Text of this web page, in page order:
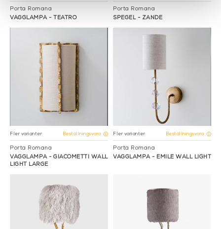
Porta Romana
VÄGGLAMPA - TEATRO
Porta Romana
SPEGEL - ZANDE
Fler varianter Beställningsvara
Porta Romana
VÄGGLAMPA - GIACOMETTI WALL
LIGHT LARGE
Fler varianter Beställningsvara
Porta Romana
VÄGGLAMPA - EMILE WALL LIGHT